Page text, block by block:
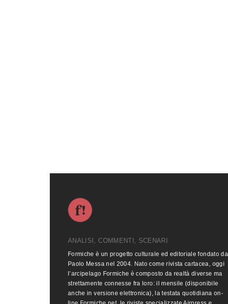
ANALISI, COMMENTI, SCENARI
Formiche è un progetto culturale ed editoriale fondato da
Paolo Messa nel 2004. Nato come rivista cartacea, oggi
l’arcipelago Formiche è composto da realtà diverse ma
strettamente connesse fra loro: il mensile (disponibile
anche in versione elettronica), la testata quotidiana on-